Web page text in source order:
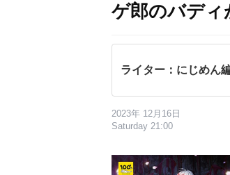
ゲ郎のバディ
ライター：にじめん
2023年 12月16日
Saturday 21:00